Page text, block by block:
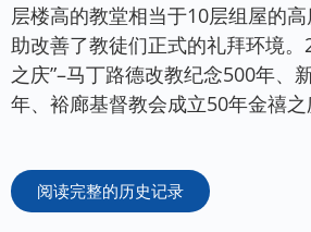
层楼高的教堂相当于10层组屋的
助改善了教徒们正式的礼拜环境。
之庆”–马丁路德改教纪念500年、
年、裕廊基督教会成立50年金禧之
阅读完整的历史记录